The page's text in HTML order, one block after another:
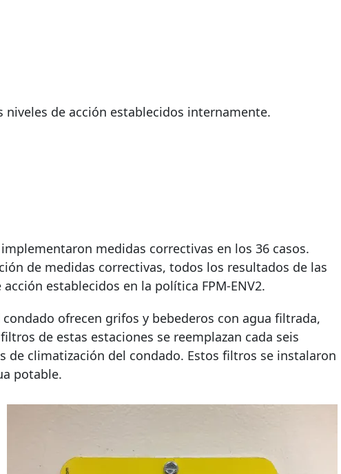
de acción establecidos internamente.
medidas correctivas en los 36 casos.
de medidas correctivas, todos los resultados de las
establecidos en la política FPM-ENV2.
ofrecen grifos y bebederos con agua filtrada,
de estas estaciones se reemplazan cada seis
climatización del condado. Estos filtros se instalaron
potable.